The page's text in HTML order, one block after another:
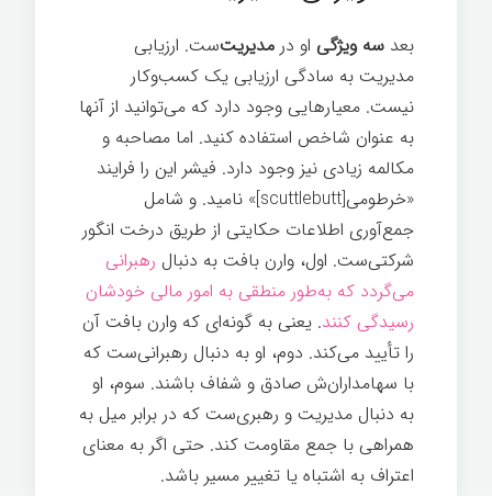
بعد سه ویژگی او در مدیریت‌ست. ارزیابی
مدیریت به سادگی ارزیابی یک کسب‌وکار
نیست. معیارهایی وجود دارد که می‌توانید از آنها
به عنوان شاخص استفاده کنید. اما مصاحبه و
مکالمه زیادی نیز وجود دارد. فیشر این را فرایند
«خرطومی[scuttlebutt]» نامید. و شامل
جمع‌آوری اطلاعات حکایتی از طریق درخت انگور
شرکتی‌ست. اول، وارن بافت به دنبال رهبرانی
می‌گردد که به‌طور منطقی به امور مالی خودشان
رسیدگی کنند. یعنی به گونه‌ای که وارن بافت آن
را تأیید می‌کند. دوم، او به دنبال رهبرانی‌ست که
با سهامداران‌ش صادق و شفاف باشند. سوم، او
به دنبال مدیریت و رهبری‌ست که در برابر میل به
همراهی با جمع مقاومت کند. حتی اگر به معنای
اعتراف به اشتباه یا تغییر مسیر باشد.